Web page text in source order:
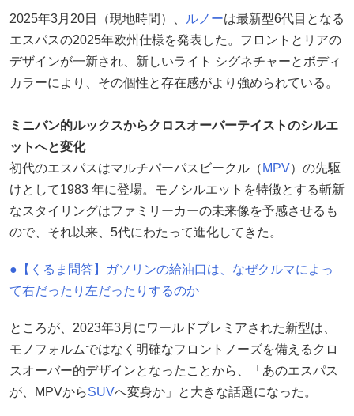
2025年3月20日（現地時間）、 ルノーは最新型6代目となる
エスパスの2025年欧州仕様を発表した。フロントとリアの
デザインが一新され、新しいライト シグネチャーとボディ
カラーにより、その個性と存在感がより強められている。
ミニバン的ルックスからクロスオーバーテイストのシルエ
ットへと変化
初代のエスパスはマルチパーパスビークル（ MPV）の先駆
けとして1983 年に登場。モノシルエットを特徴とする斬新
なスタイリングはファミリーカーの未来像を予感させるも
ので、それ以来、5代にわたって進化してきた。
●【くるま問答】ガソリンの給油口は、なぜクルマによっ
て右だったり左だったりするのか
ところが、2023年3月にワールドプレミアされた新型は、
モノフォルムではなく明確なフロントノーズを備えるクロ
スオーバー的デザインとなったことから、「あのエスパス
が、MPVからSUVへ変身か」と大きな話題になった。